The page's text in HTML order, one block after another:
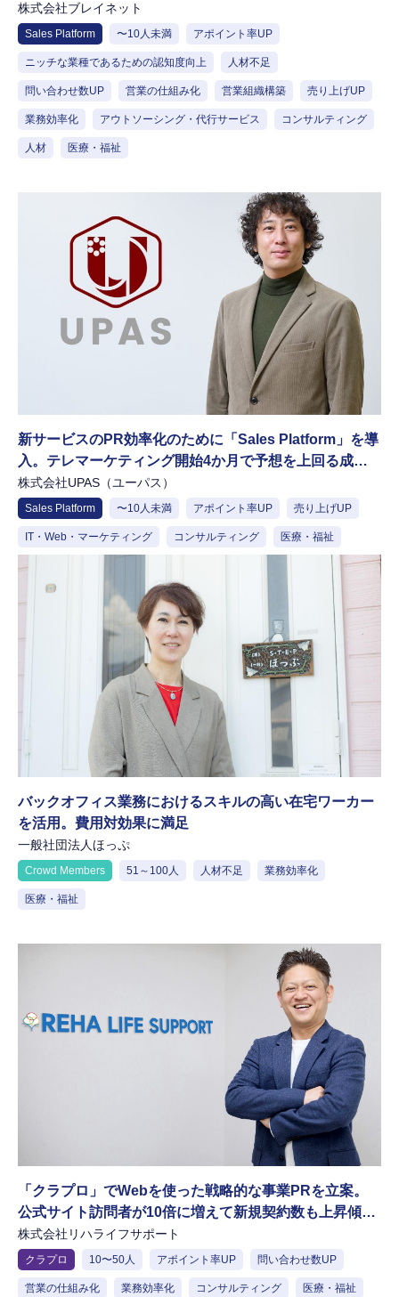
株式会社ブレイネット
Sales Platform 〜10人未満 アポイント率UP
ニッチな業種であるための認知度向上 人材不足
問い合わせ数UP 営業の仕組み化 営業組織構築 売り上げUP
業務効率化 アウトソーシング・代行サービス コンサルティング
人材 医療・福祉
新サービスのPR効率化のために「Sales Platform」を導
入。テレマーケティング開始4か月で予想を上回る成果
を達成
株式会社UPAS（ユーパス）
Sales Platform 〜10人未満 アポイント率UP 売り上げUP
IT・Web・マーケティング コンサルティング 医療・福祉
バックオフィス業務におけるスキルの高い在宅ワーカー
を活用。費用対効果に満足
一般社団法人ほっぷ
Crowd Members 51～100人 人材不足 業務効率化
医療・福祉
「クラプロ」でWebを使った戦略的な事業PRを立案。
公式サイト訪問者が10倍に増えて新規契約数も上昇傾向
に
株式会社リハライフサポート
クラプロ 10〜50人 アポイント率UP 問い合わせ数UP
営業の仕組み化 業務効率化 コンサルティング 医療・福祉